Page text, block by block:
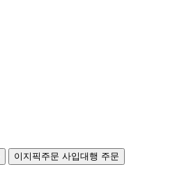
이지픽주문 사입대행 주문